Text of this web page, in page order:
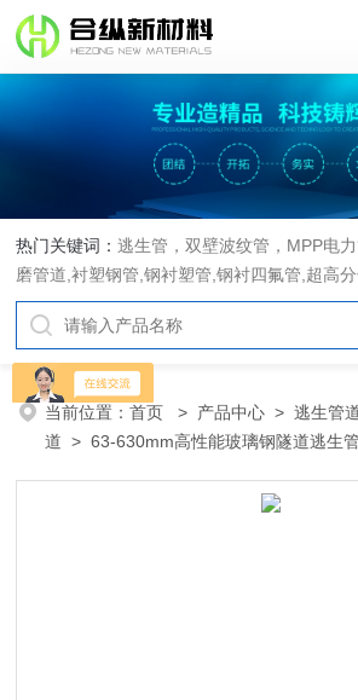
热门关键词：逃生管，双壁波纹管，MPP电
磨管道,衬塑钢管,钢衬塑管,钢衬四氟管,超高
当前位置：首页 > 产品中心 >逃生管
道 > 63-630mm高性能玻璃钢隧道逃生管